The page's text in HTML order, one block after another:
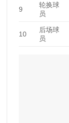
9
轮换球
员
10
后场球
员